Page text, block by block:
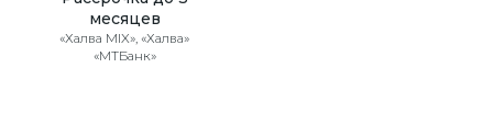
месяцев
«Халва MIX», «Халва»
«МТБанк»